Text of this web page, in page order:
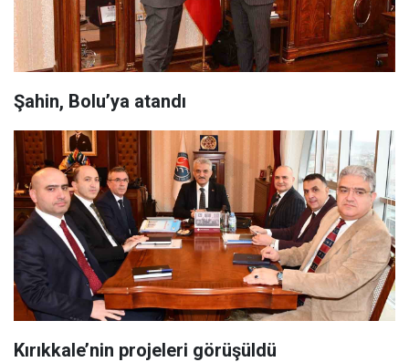
Şahin, Bolu’ya atandı
Kırıkkale’nin projeleri görüşüldü